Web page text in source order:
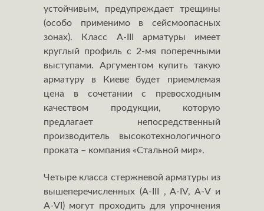
устойчивым, предупреждает трещины
(особо применимо в сейсмоопасных
зонах). Класс А-III арматуры имеет
круглый профиль с 2-мя поперечными
выступами. Аргументом купить такую
арматуру в Киеве будет приемлемая
цена в сочетании с превосходным
качеством продукции, которую
предлагает непосредственный
производитель высокотехнологичного
проката – компания «Стальной мир».
Четыре класса стержневой арматуры из
вышеперечисленных (А-III , A-IV, A-V и
A-VI) могут проходить для упрочнения